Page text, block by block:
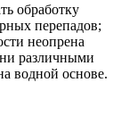
обработку
перепадов;
неопрена
различными
водной основе.